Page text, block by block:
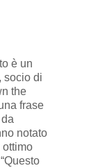
è un
socio di
the
frase
notato
ottimo